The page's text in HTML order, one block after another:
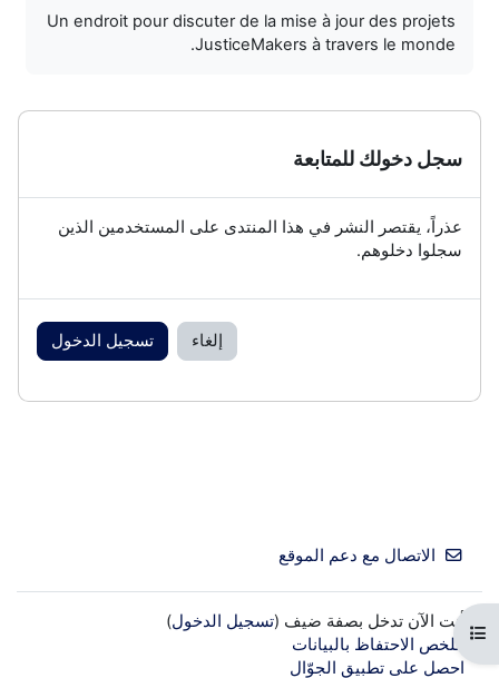
فتح فهرس المقرر
Un endroit pour discuter de la mise à jour des projets
JusticeMakers à travers le monde.
سجل دخولك للمتابعة
عذراً، يقتصر النشر في هذا المنتدى على المستخدمين الذين
سجلوا دخلوهم.
إلغاء تسجيل الدخول
الاتصال مع دعم الموقع
أنت الآن تدخل بصفة ضيف (تسجيل الدخول)
ملخص الاحتفاظ بالبيانات
احصل على تطبيق الجوّال